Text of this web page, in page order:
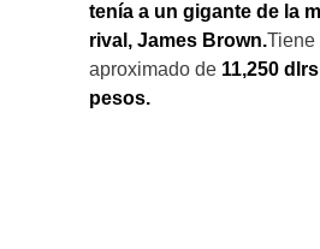
tenía a un gigante de la
rival, James Brown.Tiene
aproximado de 11,250
pesos.